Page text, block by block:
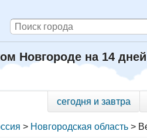
Новгороде на 14 дней
сегодня и завтра
> Новгородская область >